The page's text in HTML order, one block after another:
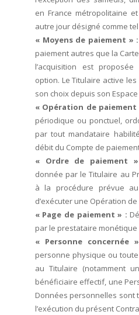
en France métropolitaine
autre jour désigné comme
« Moyens de paiement » :
paiement autres que la
l’acquisition est
option. Le Titulaire active
son choix depuis son
« Opération de paiement
périodique ou ponctuel,
par tout mandataire
débit du Compte de
« Ordre de paiement
donnée par le Titulaire au
à la procédure prévue
d’exécuter une Opération
« Page de paiement » :
par le prestataire
« Personne concernée
personne physique ou
au Titulaire (notamment
bénéficiaire effectif, une
Données personnelles sont
l’exécution du présent